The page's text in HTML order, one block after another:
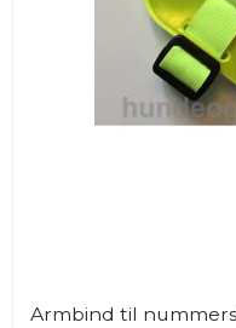
Armbind til